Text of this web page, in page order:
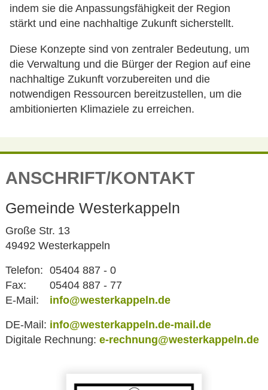
indem sie die Anpassungsfähigkeit der Region
stärkt und eine nachhaltige Zukunft sicherstellt.
Diese Konzepte sind von zentraler Bedeutung, um
die Verwaltung und die Bürger der Region auf eine
nachhaltige Zukunft vorzubereiten und die
notwendigen Ressourcen bereitzustellen, um die
ambitionierten Klimaziele zu erreichen.
ANSCHRIFT/KONTAKT
Gemeinde Westerkappeln
Große Str. 13
49492 Westerkappeln
Telefon: 05404 887 - 0
Fax:
05404 887 - 77
E-Mail:
info@westerkappeln.de
DE-Mail: info@westerkappeln.de-mail.de
Digitale Rechnung: e-rechnung@westerkappeln.de